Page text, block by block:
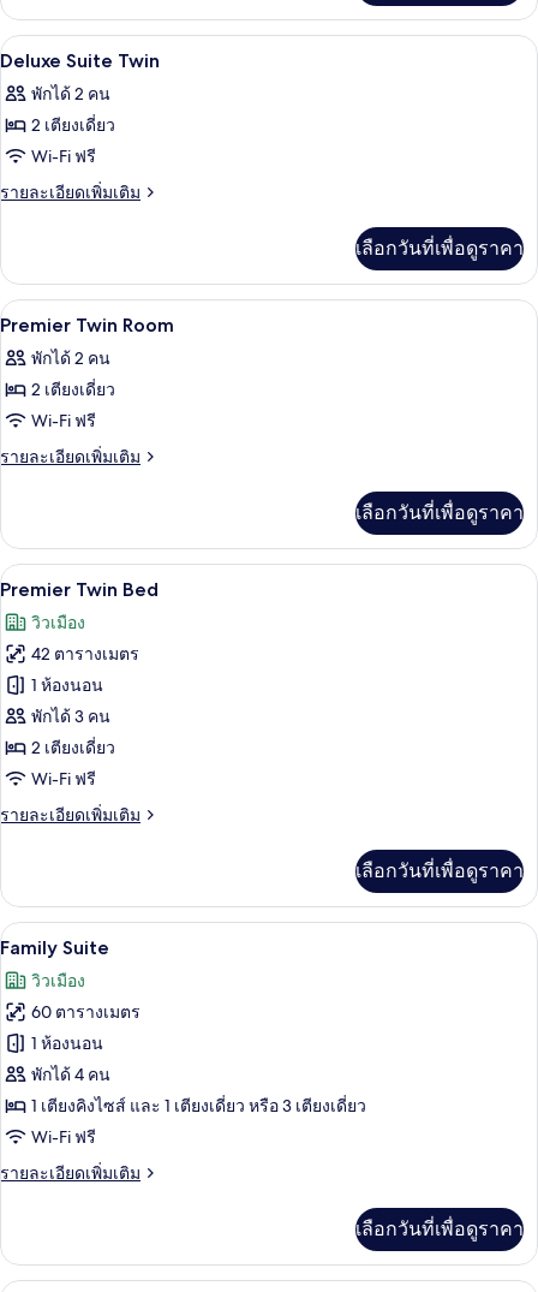
เกี่ยว
กับ
Deluxe
King
เปิด
ภาพถ่าย
ทั้งหมด
ของ
Deluxe
เครื่องนอนระดับพรีเมียม, มินิบาร์, ตู้นิ
8
Deluxe Suite Twin
พักได้ 2 คน
2 เตียงเดี่ยว
Wi-Fi ฟรี
รายละเอียดเพิ่มเติม
ราย
เกี่ยว
กับ
Deluxe
Twin
เลือกวันที่เพื่อดูราคา
เปิด
ภาพถ่าย
ทั้งหมด
ของ
Premier
เครื่องนอนระดับพรีเมียม, มินิบาร์, ตู้นิ
9
Premier Twin Room
พักได้ 2 คน
2 เตียงเดี่ยว
Wi-Fi ฟรี
รายละเอียดเพิ่มเติม
ราย
เกี่ยว
กับ
Premier
Room
เลือกวันที่เพื่อดูราคา
เปิด
ภาพถ่าย
ทั้งหมด
ของ
Premier
Twin
Bed
เครื่องนอนระดับพรีเมียม, มินิบาร์, ตู้นิ
14
Premier Twin Bed
วิวเมือง
42 ตารางเมตร
1 ห้องนอน
พักได้ 3 คน
2 เตียงเดี่ยว
Wi-Fi ฟรี
รายละเอียดเพิ่มเติม
ราย
เกี่ยว
กับ
Premier
Bed
เลือกวันที่เพื่อดูราคา
เปิด
ภาพถ่าย
ทั้งหมด
ของ
Family
Suite
Family Suite | เครื่องนอนระดับพรีเมี
8
Family Suite
วิวเมือง
60 ตารางเมตร
1 ห้องนอน
พักได้ 4 คน
1 เตียงคิงไซส์ และ 1 เตียงเดี่ยว หรือ 3 เตียงเดี่ยว
Wi-Fi ฟรี
รายละเอียดเพิ่มเติม
ราย
เกี่ยว
กับ
เลือกวันที่เพื่อดูราคา